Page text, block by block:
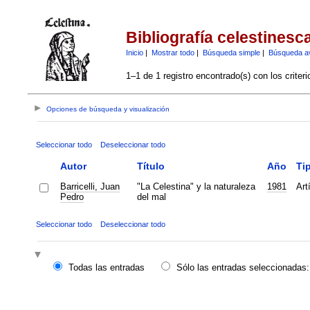
Bibliografía
Inicio| Mostrar todo| Búsqueda simple| Búsqueda
1–1 de 1 registro encontrado(s) con los
Opciones de búsqueda y visualización
Seleccionar todo Deseleccionar todo
Autor Título Año
Barricelli, Juan
Pedro
"La Celestina" y la naturaleza
del mal
1981
Seleccionar todo Deseleccionar todo
Todas las entradas
Sólo las entradas seleccionadas: